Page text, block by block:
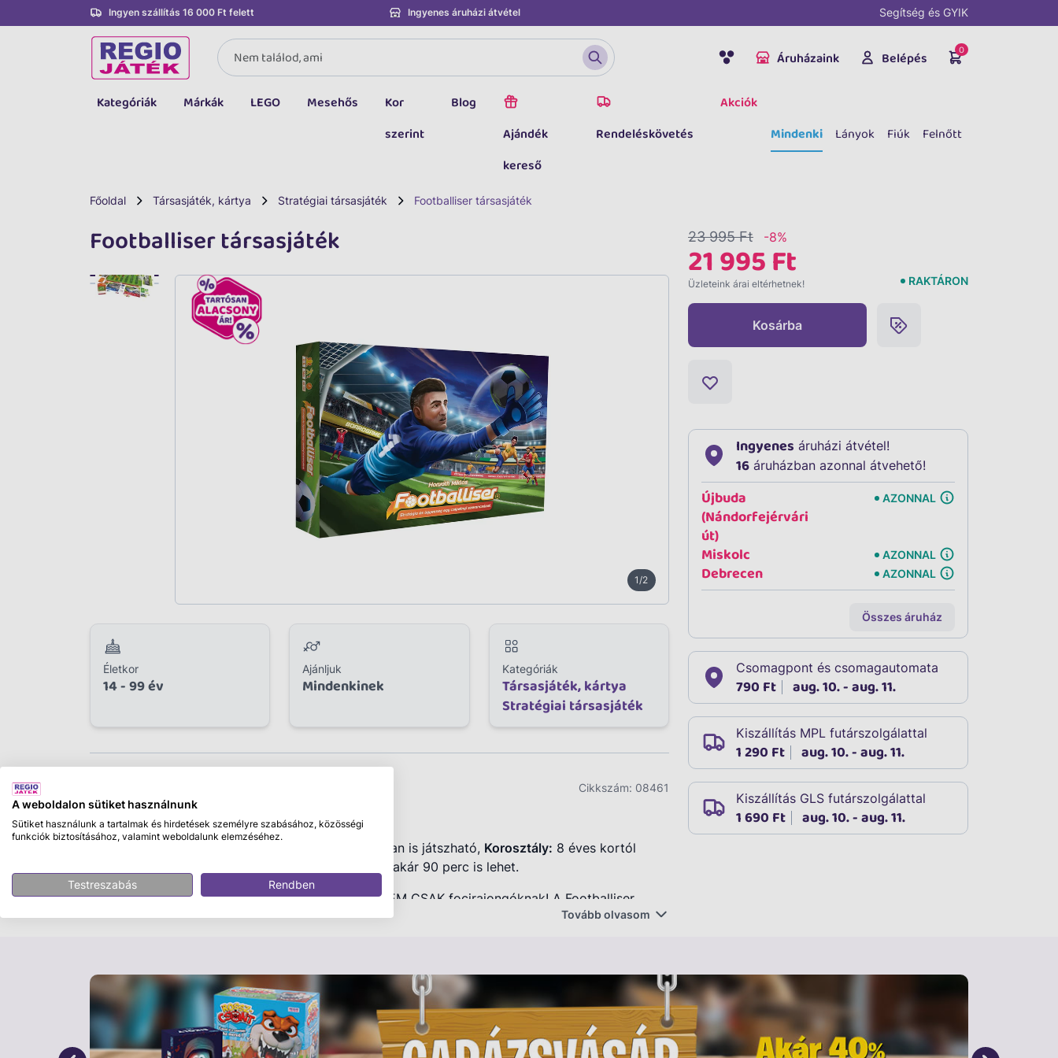
Ingyen szállítás 16 000 Ft felett Ingyenes áruházi átvétel Segítség és GYIK
Áruházaink Belépés 0
Kategóriák
LEGO
Kreatív, fejlesztő
Baba, babakocsi
Bébijáték, kellék
Márkák LEGO Mesehős
Kor
szerint
Blog
Ajándék
kereső
Rendeléskövetés
Akciók
Mindenki
Lányok Fiúk Felnőtt
Főoldal Társasjáték, kártya Stratégiai társasjáték Footballiser társasjáték
Footballiser társasjáték
1/2
Életkor
14 - 99 év
Ajánljuk
Mindenkinek
Kategóriák
Társasjáték, kártya
Stratégiai társasjáték
Cikkszám: 08461
Footballiser Társasjáték
2-6 játékos, de akár csapatokban is játszható, Korosztály: 8 éves kortól
rövidebb kb 45 perc, hosszabb akár 90 perc is lehet.
Teljesen újszerű, intenzív TÁRSASJÁTÉK-élmény NEM CSAK focirajongóknak! A Footballiser
izgalmas világában a kézügyesség, a stratégiai érzék és a szerencse egyedi kombinációja adja a
Kihívást jelentő meccsek, lépcsőzetes csapatfejlesztések, következetesen használt Esemény- és
Képességkártyák, valamint a megszerzett Szuperképességek vezetnek el a célodig. Ügyesen
játszol a pályán? A tervezésben vagy jó? Vagy inkább a váratlan eseményeket kezeled
rugalmasan? Több módon is eljuthatsz a sikerhez! A Footballiser játékterének központi eleme a
szektorokra osztott futballpálya, mely az oldalfalakhoz rögzíthető kapukkal, a színes támadó-
Tovább olvasom
23 995 Ft -8%
21 995 Ft
Üzleteink árai eltérhetnek! RAKTÁRON
Kosárba
Ingyenes áruházi átvétel!
16 áruházban azonnal átvehető!
Újbuda
(Nándorfejérvári
út)
AZONNAL
Miskolc AZONNAL
Debrecen AZONNAL
Összes áruház
Csomagpont és csomagautomata
790 Ft aug. 10. - aug. 11.
Kiszállítás MPL futárszolgálattal
1 290 Ft aug. 10. - aug. 11.
Kiszállítás GLS futárszolgálattal
1 690 Ft aug. 10. - aug. 11.
A weboldalon sütiket használnunk
Sütiket használunk a tartalmak és hirdetések személyre szabásához, közösségi
funkciók biztosításához, valamint weboldalunk elemzéséhez.
Testreszabás Rendben